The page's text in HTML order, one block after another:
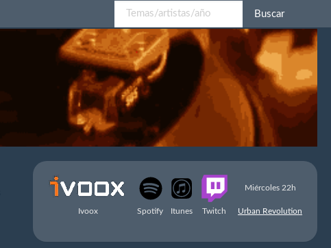
Buscar
Miércoles 22h
Ivoox Spotify Itunes Twitch Urban Revolution